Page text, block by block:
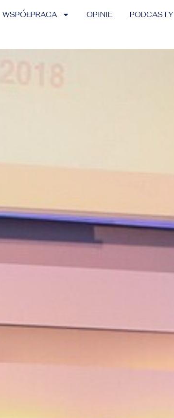
WSPÓŁPRACA OPINIE PODCASTY